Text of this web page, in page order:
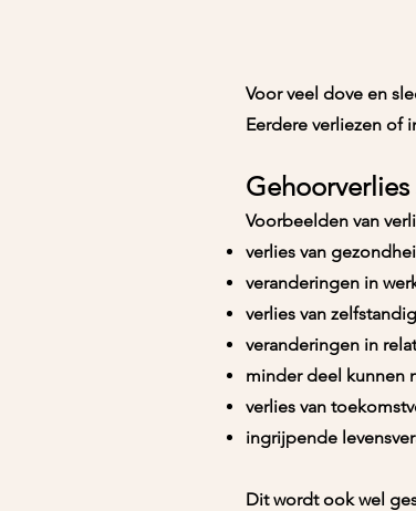
Voor veel dove en
Eerdere verliezen of
Voorbeelden van
verlies van
veranderingen in
verlies van
veranderingen in
minder deel kunnen
verlies van
ingrijpende
Dit wordt ook wel